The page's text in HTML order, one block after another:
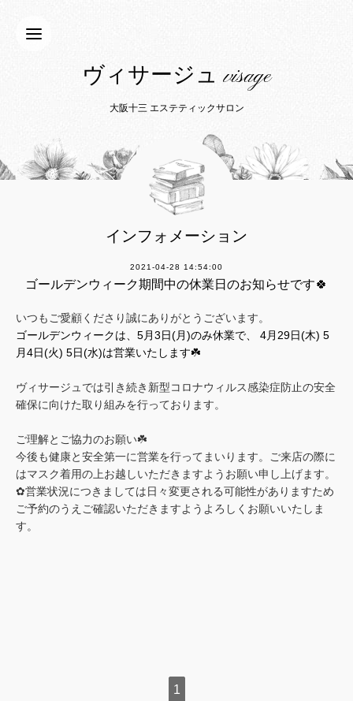
ヴィサージュ visage
大阪十三 エステティックサロン
インフォメーション
2021-04-28 14:54:00
ゴールデンウィーク期間中の休業日のお知らせです🍀
いつもご愛顧くださり誠にありがとうございます。
ゴールデンウィークは、5月3日(月)のみ休業で、 4月29日(木) 5
月4日(火) 5日(水)は営業いたします☘️
ヴィサージュでは引き続き新型コロナウィルス感染症防止の安全
確保に向けた取り組みを行っております。
ご理解とご協力のお願い☘️
今後も健康と安全第一に営業を行ってまいります。ご来店の際に
はマスク着用の上お越しいただきますようお願い申し上げます。
✿営業状況につきましては日々変更される可能性がありますため
ご予約のうえご確認いただきますようよろしくお願いいたしま
す。
1